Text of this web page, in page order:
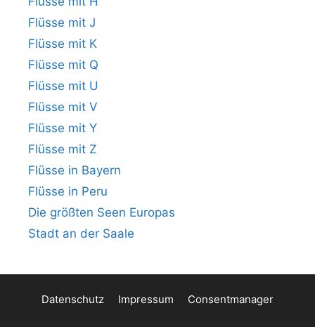
Flüsse mit J
Flüsse mit K
Flüsse mit Q
Flüsse mit U
Flüsse mit V
Flüsse mit Y
Flüsse mit Z
Flüsse in Bayern
Flüsse in Peru
Die größten Seen Europas
Stadt an der Saale
Datenschutz Impressum Consentmanager